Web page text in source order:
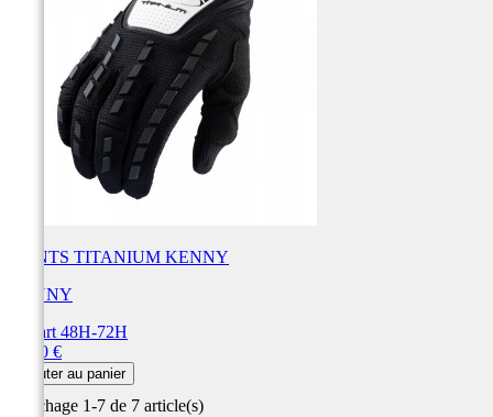
GANTS TITANIUM KENNY
KENNY
Départ 48H-72H
42,00 €
Ajouter au panier
Affichage 1-7 de 7 article(s)